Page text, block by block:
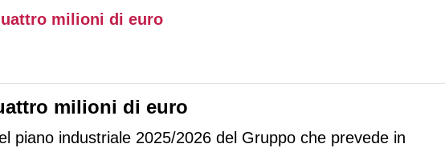
milioni di euro
milioni di euro
piano industriale 2025/2026 del Gruppo che prevede in